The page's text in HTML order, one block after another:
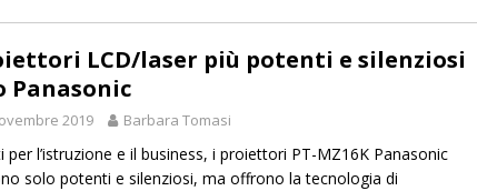
LCD/laser più potenti e silenziosi
Panasonic
2019 Barbara Tomasi
per l’istruzione e il business, i proiettori PT-MZ16K Panasonic
solo potenti e silenziosi, ma offrono la tecnologia di